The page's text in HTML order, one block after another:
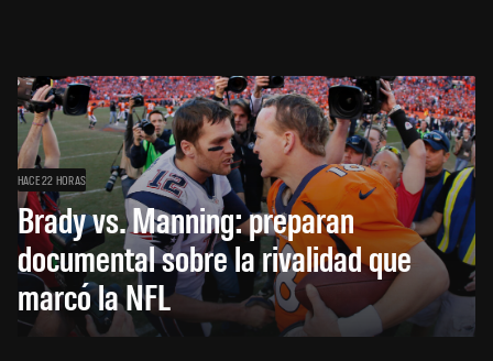
HACE 22 HORAS
Brady vs. Manning: preparan
documental sobre la rivalidad que
marcó la NFL